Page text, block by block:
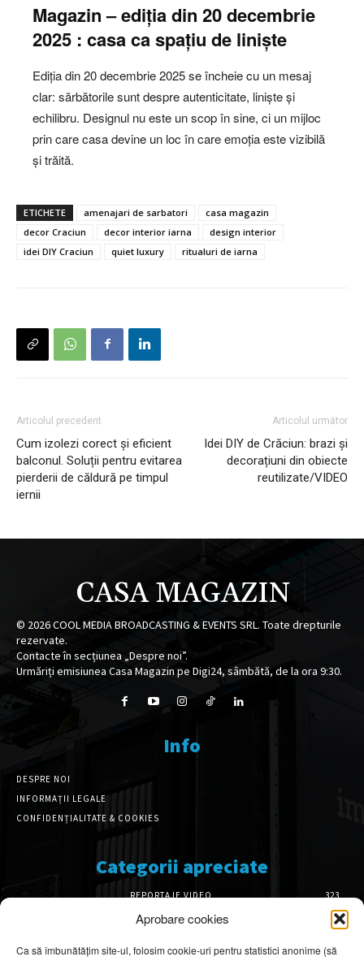
Aprobare cookies
Ca să îmbunătățim site-ul, folosim cookie-uri pentru statistici anonime (să
Magazin – ediția din 20 decembrie
2025 : casa ca spațiu de liniște
Ediția din 20 decembrie 2025 se încheie cu un mesaj
clar: sărbătorile sunt despre autenticitate, liniște și
echilibru. Designul nu este un scop în sine, ci un mijloc
prin care casa devine un loc în care emoția este vizibilă
și trăită.
ETICHETE amenajari de sarbatori
casa magazin
decor Craciun
decor interior iarna
design interior
idei DIY Craciun
quiet luxury ritualuri de iarna
Articolul precedent
Cum izolezi corect și eficient
balconul. Soluții pentru evitarea
pierderii de căldură pe timpul
iernii
Articolul următor
Idei DIY de Crăciun: brazi și
decorațiuni din obiecte
reutilizate/VIDEO
CASA MAGAZIN
© 2026COOL MEDIA BROADCASTING & EVENTS SRL. Toate drepturile
rezervate.
Contacte în secțiunea „Despre noi”.
Urmăriți emisiunea Casa Magazin pe Digi24, sâmbătă, de la ora 9:30.
Info
DESPRE NOI
INFORMAȚII LEGALE
CONFIDENȚIALITATE & COOKIES
Categorii apreciate
REPORTAJE VIDEO
323
AMENAJĂRI INTERIOARE
126
DESIGN INTERIOR
64